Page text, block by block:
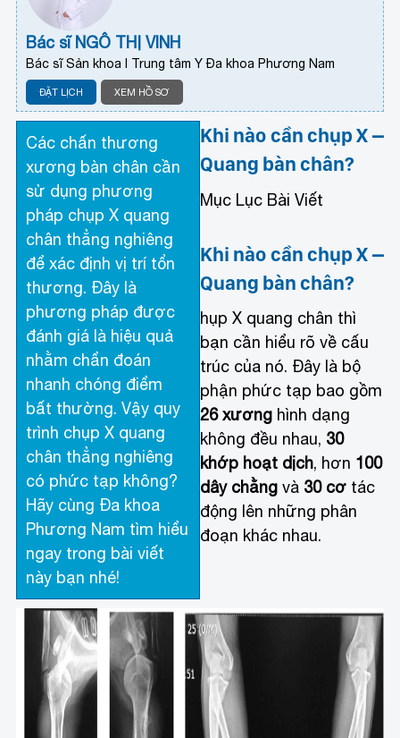
Bác sĩ NGÔ THỊ VINH
Bác sĩ Sản khoa I Trung tâm Y Đa khoa Phương Nam
ĐẶT LỊCH XEM HỒ SƠ
Các chấn thương
xương bàn chân cần
sử dụng phương
pháp chụp X quang
chân thẳng nghiêng
để xác định vị trí tổn
thương. Đây là
phương pháp được
đánh giá là hiệu quả
nhằm chẩn đoán
nhanh chóng điểm
bất thường. Vậy quy
trình chụp X quang
chân thẳng nghiêng
có phức tạp không?
Hãy cùng Đa khoa
Phương Nam tìm hiểu
ngay trong bài viết
này bạn nhé!
Khi nào cần chụp X –
Quang bàn chân?
Mục Lục Bài Viết
Khi nào cần chụp X –
Quang bàn chân?
hụp X quang chân thì
bạn cần hiểu rõ về cấu
trúc của nó. Đây là bộ
phận phức tạp bao gồm
26 xương hình dạng
không đều nhau, 30
khớp hoạt dịch, hơn 100
dây chằng và 30 cơ tác
động lên những phân
đoạn khác nhau.